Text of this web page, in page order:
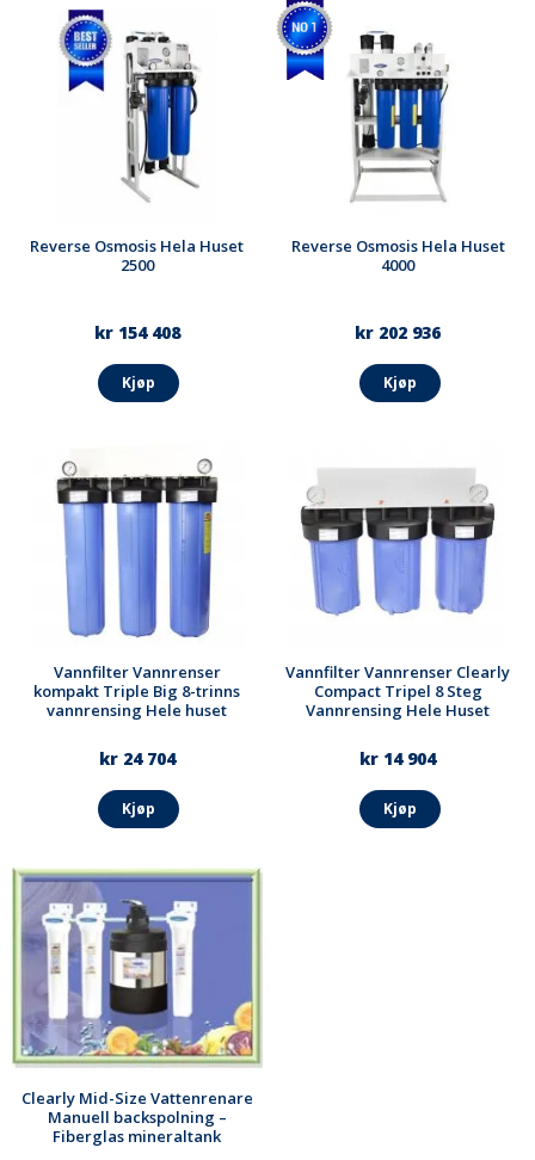
Reverse Osmosis Hela Huset
2500
kr 154 408
Kjøp
Reverse Osmosis Hela Huset
4000
kr 202 936
Kjøp
Vannfilter Vannrenser
kompakt Triple Big 8-trinns
vannrensing Hele huset
kr 24 704
Kjøp
Vannfilter Vannrenser Clearly
Compact Tripel 8 Steg
Vannrensing Hele Huset
kr 14 904
Kjøp
Clearly Mid-Size Vattenrenare
Manuell backspolning –
Fiberglas mineraltank